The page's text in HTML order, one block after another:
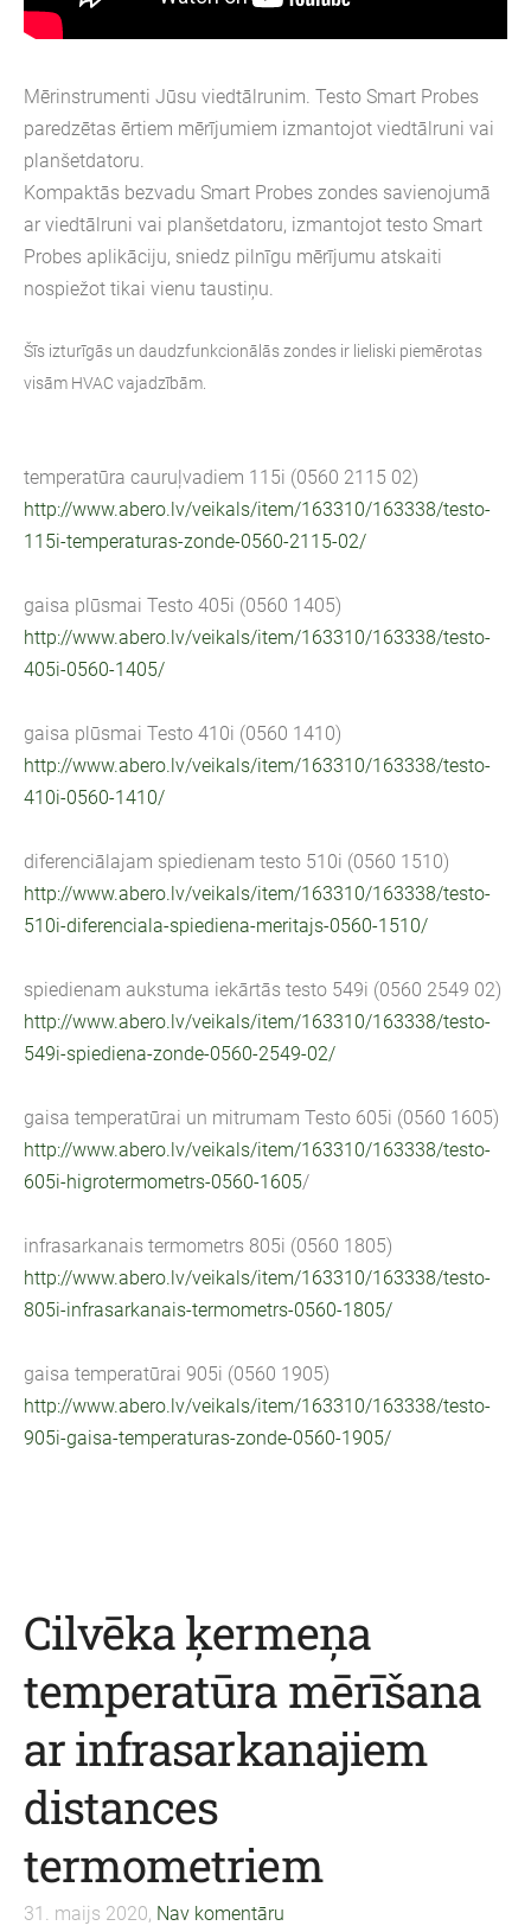
Mērinstrumenti Jūsu viedtālrunim. Testo Smart Probes
paredzētas ērtiem mērījumiem izmantojot viedtālruni vai
planšetdatoru.
Kompaktās bezvadu Smart Probes zondes savienojumā
ar viedtālruni vai planšetdatoru, izmantojot testo Smart
Probes aplikāciju, sniedz pilnīgu mērījumu atskaiti
nospiežot tikai vienu taustiņu.
Šīs izturīgās un daudzfunkcionālās zondes ir lieliski piemērotas
visām HVAC vajadzībām.
temperatūra cauruļvadiem 115i (0560 2115 02)
http://www.abero.lv/veikals/item/163310/163338/testo-
115i-temperaturas-zonde-0560-2115-02/
gaisa plūsmai Testo 405i (0560 1405)
http://www.abero.lv/veikals/item/163310/163338/testo-
405i-0560-1405/
gaisa plūsmai Testo 410i (0560 1410)
http://www.abero.lv/veikals/item/163310/163338/testo-
410i-0560-1410/
diferenciālajam spiedienam testo 510i (0560 1510)
http://www.abero.lv/veikals/item/163310/163338/testo-
510i-diferenciala-spiediena-meritajs-0560-1510/
spiedienam aukstuma iekārtās testo 549i (0560 2549 02)
http://www.abero.lv/veikals/item/163310/163338/testo-
549i-spiediena-zonde-0560-2549-02/
gaisa temperatūrai un mitrumam Testo 605i (0560 1605)
http://www.abero.lv/veikals/item/163310/163338/testo-
605i-higrotermometrs-0560-1605/
infrasarkanais termometrs 805i (0560 1805)
http://www.abero.lv/veikals/item/163310/163338/testo-
805i-infrasarkanais-termometrs-0560-1805/
gaisa temperatūrai 905i (0560 1905)
http://www.abero.lv/veikals/item/163310/163338/testo-
905i-gaisa-temperaturas-zonde-0560-1905/
Cilvēka ķermeņa
temperatūra mērīšana
ar infrasarkanajiem
distances
termometriem
31. maijs 2020, Nav komentāru